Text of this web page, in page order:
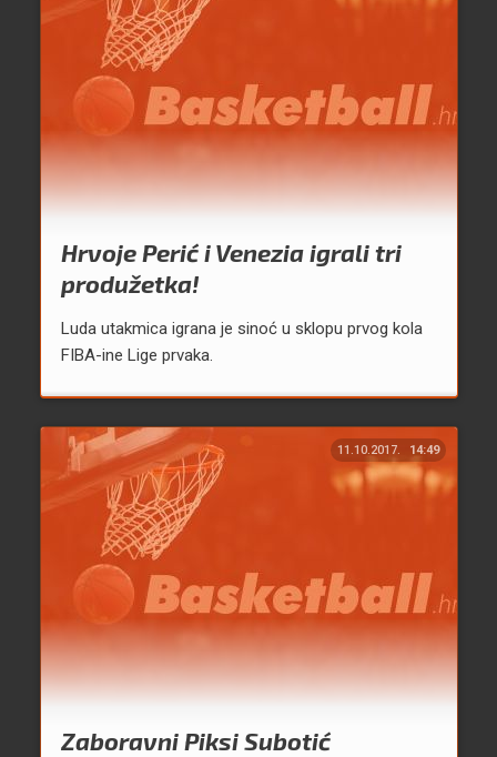
Hrvoje Perić i Venezia igrali tri
produžetka!
Luda utakmica igrana je sinoć u sklopu prvog kola
FIBA-ine Lige prvaka.
11.10.2017. 14:49
Zaboravni Piksi Subotić